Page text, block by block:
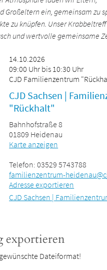
Großeltern ein, gemeinsam zu
zu knüpfen. Unser
und wertvolle gemeinsame
14.10.2026
09:00 Uhr bis 10:30 Uhr
CJD Familienzentrum
CJD Sachsen |
"Rückhalt"
Bahnhofstraße 8
01809 Heidenau
Karte anzeigen
Telefon: 03529 5743788
familienzentrum-
Adresse exportieren
CJD Sachsen |
exportieren
Dateiformat!